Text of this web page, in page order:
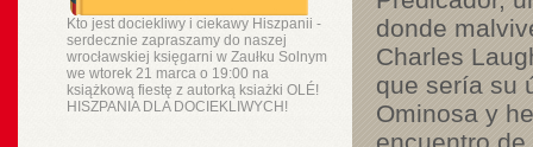
Kto jest dociekliwy i ciekawy Hiszpanii -
serdecznie zapraszamy do naszej
wrocławskiej księgarni w Zaułku Solnym
we wtorek 21 marca o 19:00 na
książkową fiestę z autorką ksiażki OLÉ!
HISZPANIA DLA DOCIEKLIWYCH!
donde
Charles
que sería su
Ominosa y